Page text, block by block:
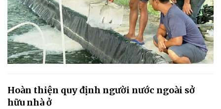
Hoàn thiện quy định người nước ngoài sở
hữu nhà ở